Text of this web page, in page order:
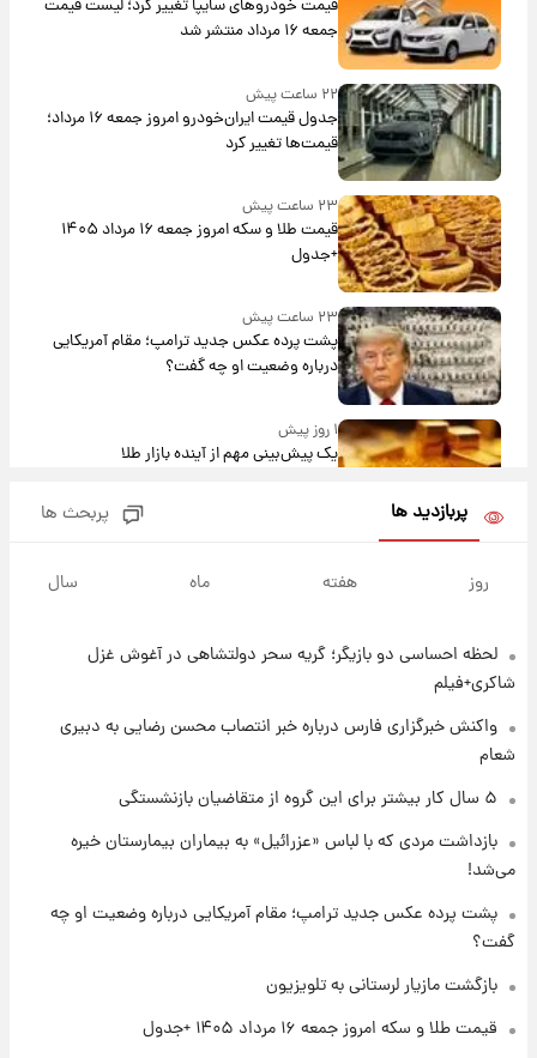
قیمت خودروهای سایپا تغییر کرد؛ لیست قیمت
جمعه ۱۶ مرداد منتشر شد
۲۲ ساعت پیش
جدول قیمت ایران‌خودرو امروز جمعه ۱۶ مرداد؛
قیمت‌ها تغییر کرد
۲۳ ساعت پیش
قیمت طلا و سکه امروز جمعه ۱۶ مرداد ۱۴۰۵
+جدول
۲۳ ساعت پیش
پشت پرده عکس جدید ترامپ؛ مقام آمریکایی
درباره وضعیت او چه گفت؟
۱ روز پیش
یک پیش‌بینی مهم از آینده بازار طلا
۱ روز پیش
شماره پیراهن خریدهای جدید پرسپولیس اعلام
شد؛ تیکدری، محبی و سرگیف با اعداد ویژه
جزئیات فعال‌سازی «کیف پول ایران» اعلام
شد+فیلم
۱ روز پیش
تغییر تند قیمت محصولات ایران‌خودرو و سایپا
امروز پنجشنبه ۱۵ مرداد ۱۴۰۵ +جدول
پربازدید ها پربحث ها
روز هفته ماه سال
لحظه احساسی دو بازیگر؛ گریه سحر دولتشاهی در آغوش غزل
شاکری+فیلم
واکنش خبرگزاری فارس درباره خبر انتصاب محسن رضایی به دبیری
شعام
۵ سال کار بیشتر برای این گروه از متقاضیان بازنشستگی
بازداشت مردی که با لباس «عزرائیل» به بیماران بیمارستان خیره
می‌شد!
پشت پرده عکس جدید ترامپ؛ مقام آمریکایی درباره وضعیت او چه
گفت؟
بازگشت مازیار لرستانی به تلویزیون
قیمت طلا و سکه امروز جمعه ۱۶ مرداد ۱۴۰۵ +جدول